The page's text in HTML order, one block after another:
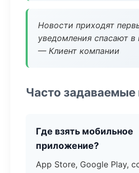
Новости приходят
уведомления спасают в
— Клиент компании
Часто
Где взять мобильное
приложение?
App Store, Google Play,